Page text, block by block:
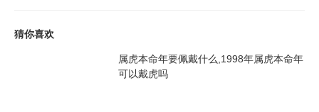
猜你喜欢
属虎本命年要佩戴什么,1998年属虎本命年
可以戴虎吗